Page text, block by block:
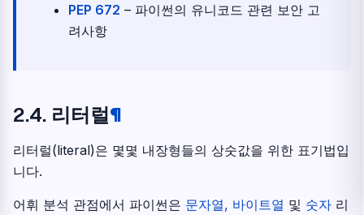
PEP 672 – 파이썬의 유니코드 관련 보안 고
려사항
2.4. 리터럴¶
리터럴(literal)은 몇몇 내장형들의 상숫값을 위한 표기법입
니다.
어휘 분석 관점에서 파이썬은 문자열, 바이트열 및 숫자 리